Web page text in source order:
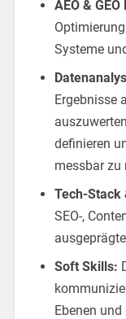
AEO &
Systeme
Ergebnisse
definieren
messbar zu
Tech-Stack
SEO-,
Soft Skills:
Ebenen